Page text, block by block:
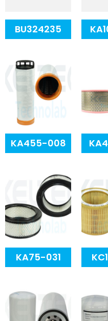
BU324235
KA455-008
KA75-031